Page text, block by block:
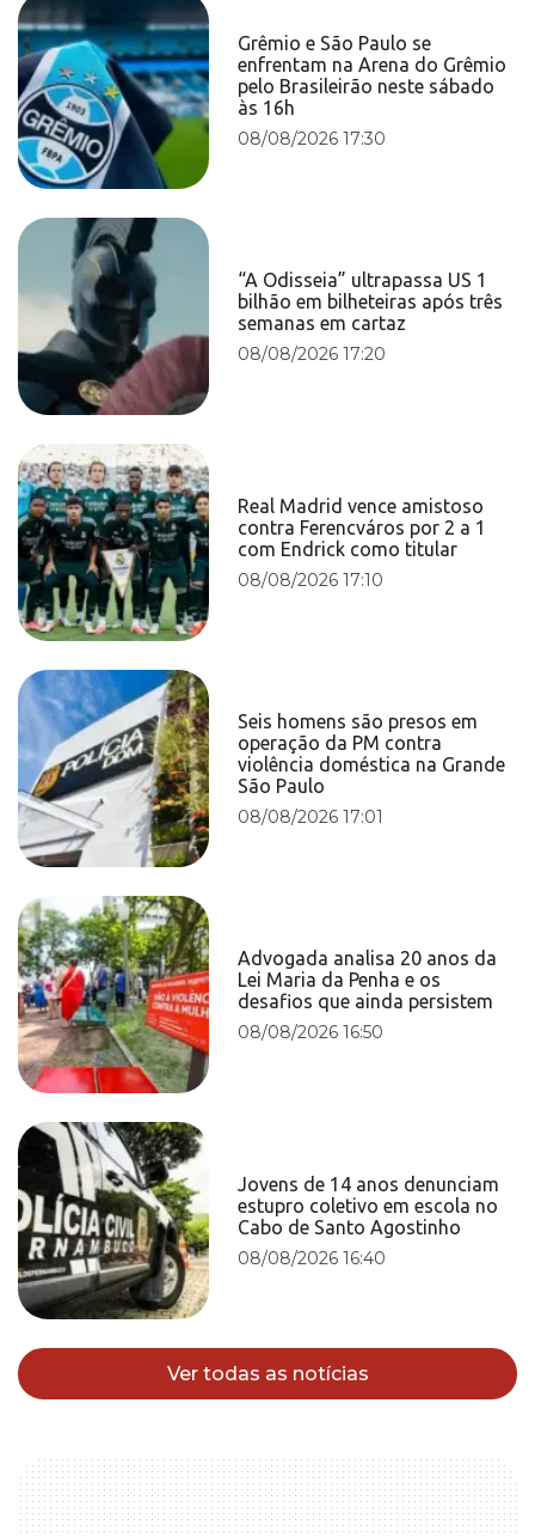
Grêmio e São Paulo se
enfrentam na Arena do Grêmio
pelo Brasileirão neste sábado
às 16h
08/08/2026 17:30
“A Odisseia” ultrapassa US 1
bilhão em bilheteiras após três
semanas em cartaz
08/08/2026 17:20
Real Madrid vence amistoso
contra Ferencváros por 2 a 1
com Endrick como titular
08/08/2026 17:10
Seis homens são presos em
operação da PM contra
violência doméstica na Grande
São Paulo
08/08/2026 17:01
Advogada analisa 20 anos da
Lei Maria da Penha e os
desafios que ainda persistem
08/08/2026 16:50
Jovens de 14 anos denunciam
estupro coletivo em escola no
Cabo de Santo Agostinho
08/08/2026 16:40
Ver todas as notícias